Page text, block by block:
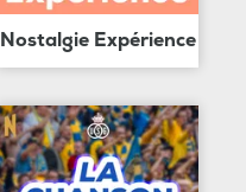
Nostalgie Expérience